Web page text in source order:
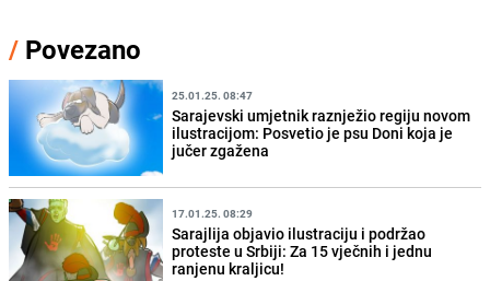
/ Povezano
25.01.25. 08:47
Sarajevski umjetnik raznježio regiju novom
ilustracijom: Posvetio je psu Doni koja je
jučer zgažena
17.01.25. 08:29
Sarajlija objavio ilustraciju i podržao
proteste u Srbiji: Za 15 vječnih i jednu
ranjenu kraljicu!